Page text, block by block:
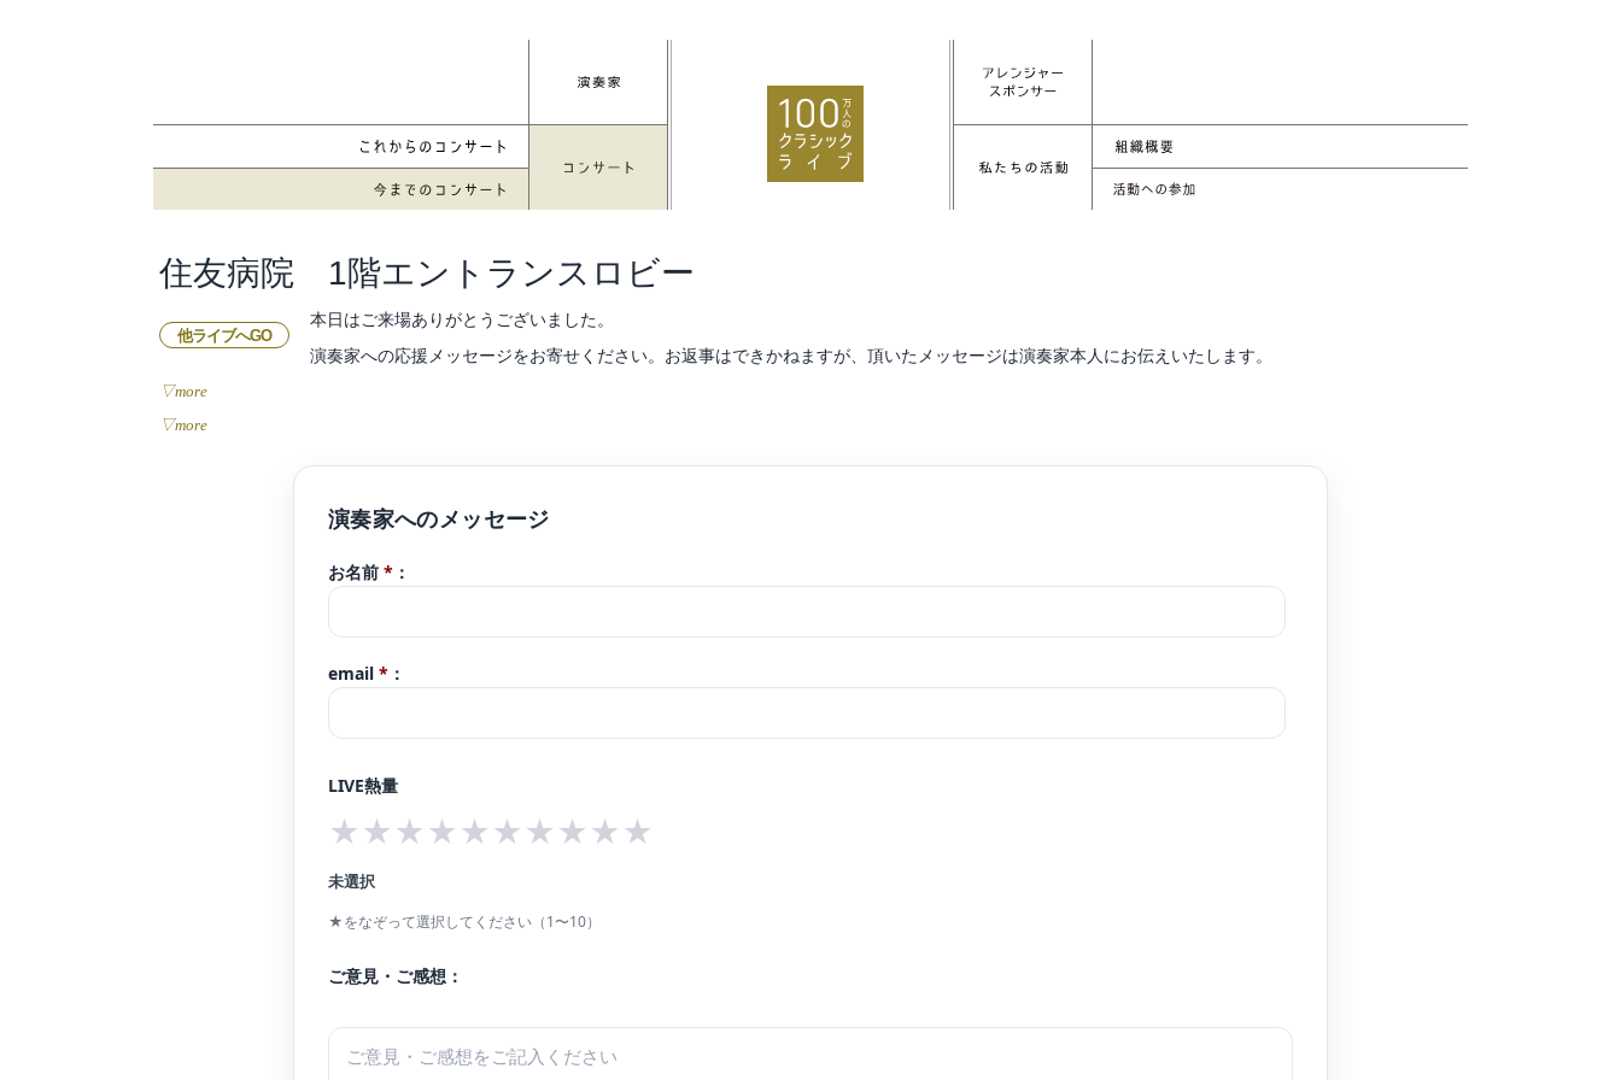
住友病院 1階エントランスロビー
他ライブへGO
本日はご来場ありがとうございました。
演奏家への応援メッセージをお寄せください。お返事はできかねますが、頂いたメッセージは演奏家本人にお伝えいたします。
▽more
▽more
お名前 * ：
email * ：
LIVE熱量
★★★★★★★★★★
未選択
★をなぞって選択してください（1〜10）
ご意見・ご感想：